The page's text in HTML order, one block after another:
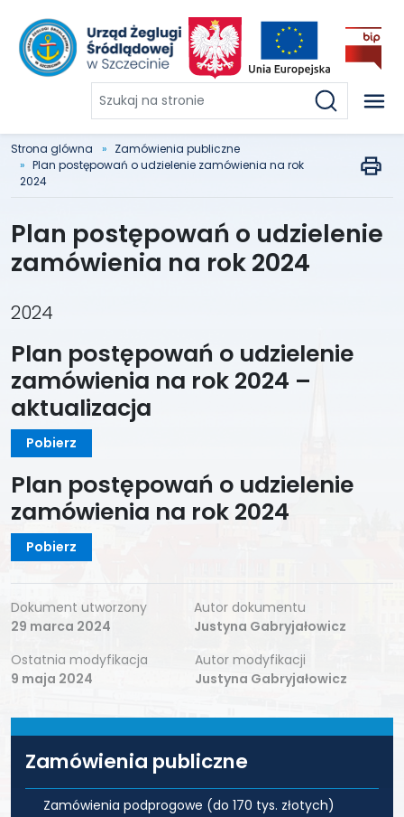
Szukaj
na
stronie
Strona glówna
Zamówienia publiczne
Plan postępowań o udzielenie zamówienia na rok
2024
Plan postępowań o udzielenie
zamówienia na rok 2024
2024
Plan postępowań o udzielenie
zamówienia na rok 2024 –
aktualizacja
Pobierz
Plan postępowań o udzielenie
zamówienia na rok 2024
Pobierz
Dokument utworzony
29 marca 2024
Autor dokumentu
Justyna Gabryjałowicz
Ostatnia modyfikacja
9 maja 2024
Autor modyfikacji
Justyna Gabryjałowicz
Zamówienia publiczne
Zamówienia podprogowe (do 170 tys. złotych)